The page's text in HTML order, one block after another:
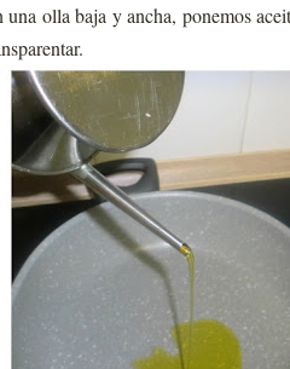
una olla baja y ancha, ponemos